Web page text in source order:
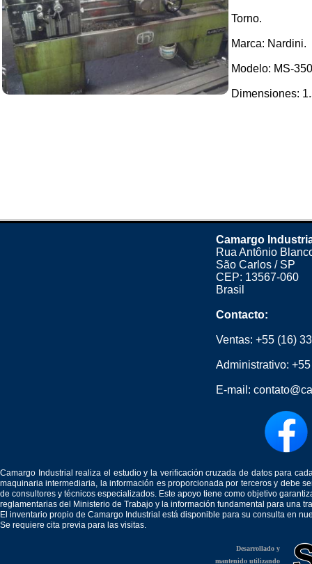
Torno.
Marca: Nardini.
Modelo: MS-
Dimensiones:
Camargo
Rua Antônio
São Carlos / SP
CEP: 13567-060
Brasil
Contacto:
Ventas: +55 (16)
Administrativo:
E-mail:
Camargo Industrial realiza el estudio y la verificación cruzada de datos para
maquinaria intermediaria, la información es proporcionada por terceros y debe
de consultores y técnicos especializados. Este apoyo tiene como objetivo
reglamentarias del Ministerio de Trabajo y la información fundamental para una
El inventario propio de Camargo Industrial está disponible para su consulta en
Se requiere cita previa para las visitas.
Desarrollado y
mantenido utilizando